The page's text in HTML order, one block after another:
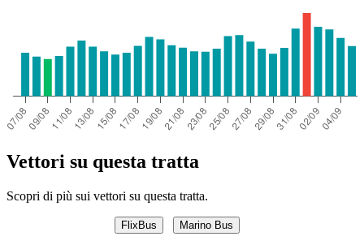
Vettori su questa tratta
Scopri di più sui vettori su questa tratta.
FlixBus Marino Bus